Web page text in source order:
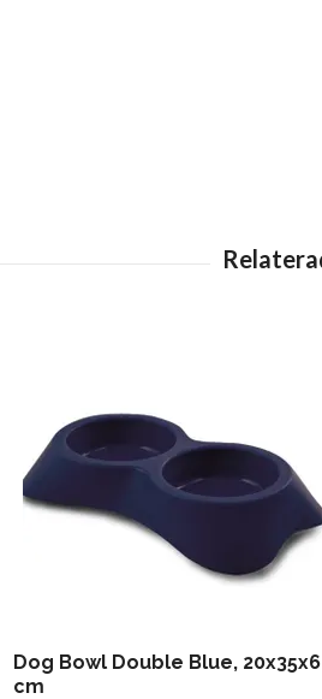
Dog Bowl Double Blue, 20x35x6
cm